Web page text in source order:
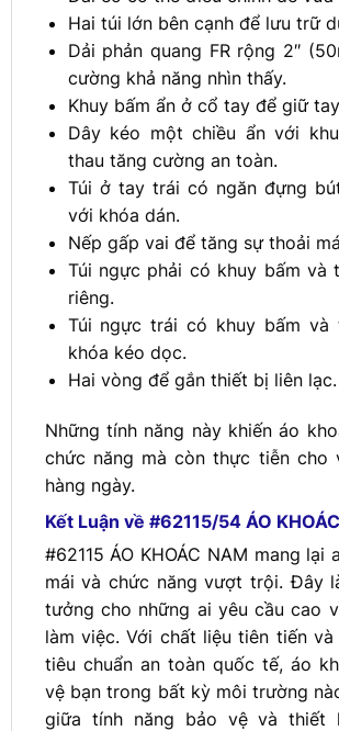
Hai túi lớn bên cạnh để lưu trữ
Dải phản quang FR rộng 2″
cường khả năng nhìn thấy.
Khuy bấm ẩn ở cổ tay để giữ
Dây kéo một chiều ẩn với
thau tăng cường an toàn.
Túi ở tay trái có ngăn đựng
với khóa dán.
Nếp gấp vai để tăng sự thoải
Túi ngực phải có khuy bấm và
riêng.
Túi ngực trái có khuy bấm và
khóa kéo dọc.
Hai vòng để gắn thiết bị liên lạc.
Những tính năng này khiến áo
chức năng mà còn thực tiễn cho
hàng ngày.
Kết Luận về #62115/54 ÁO
#62115 ÁO KHOÁC NAM mang lại
mái và chức năng vượt trội. Đây
tưởng cho những ai yêu cầu cao
làm việc. Với chất liệu tiên tiến
tiêu chuẩn an toàn quốc tế, áo
vệ bạn trong bất kỳ môi trường
giữa tính năng bảo vệ và thiết